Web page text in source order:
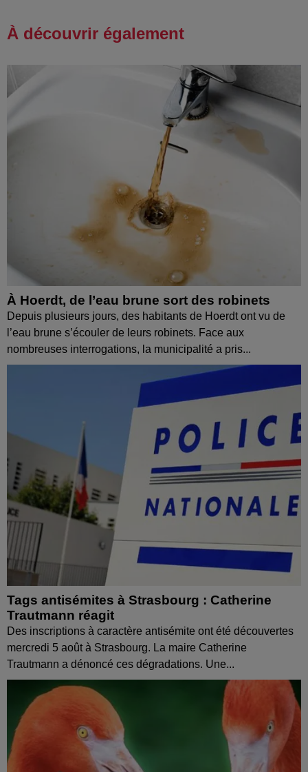
À découvrir également
À Hoerdt, de l’eau brune sort des robinets
Depuis plusieurs jours, des habitants de Hoerdt ont vu de
l’eau brune s’écouler de leurs robinets. Face aux
nombreuses interrogations, la municipalité a pris...
Tags antisémites à Strasbourg : Catherine
Trautmann réagit
Des inscriptions à caractère antisémite ont été découvertes
mercredi 5 août à Strasbourg. La maire Catherine
Trautmann a dénoncé ces dégradations. Une...